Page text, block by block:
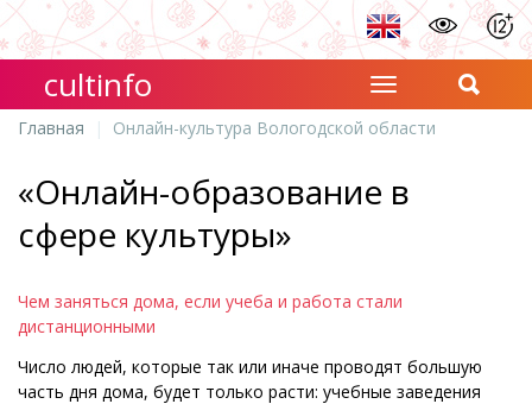
cultinfo
Главная Онлайн-культура Вологодской области
«Онлайн-образование в
сфере культуры»
Чем заняться дома, если учеба и работа стали
дистанционными
Число людей, которые так или иначе проводят большую
часть дня дома, будет только расти: учебные заведения